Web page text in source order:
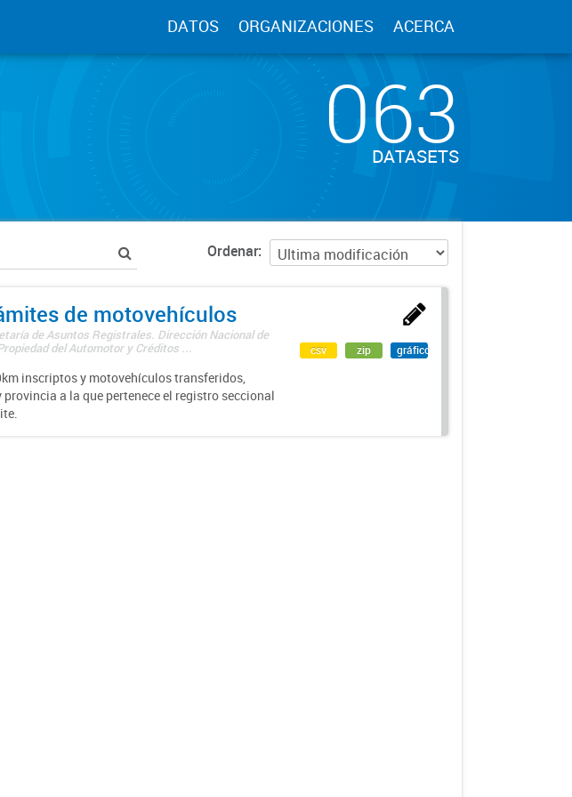
DATOS ORGANIZACIONES ACERCA
063
DATASETS
Ordenar
de motovehículos
de Asuntos Registrales. Dirección Nacional de
del Automotor y Créditos ...
inscriptos y motovehículos transferidos,
a la que pertenece el registro seccional
csv zip gráfico